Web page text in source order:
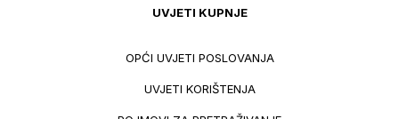
UVJETI KUPNJE
OPĆI UVJETI POSLOVANJA
UVJETI KORIŠTENJA